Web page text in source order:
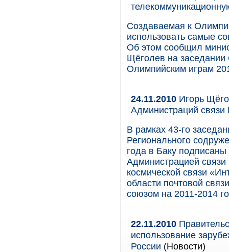
Создаваемая к
использовать самые
Об этом сообщил
Щёголев на заседании
Олимпийским играм
24.11.2010 Игорь
Администраций
В рамках 43-го
Регионального
года в Баку
Администрацией
космической связи
области почтовой
союзом на 2011-2014
22.11.2010
использование
России (Новости)